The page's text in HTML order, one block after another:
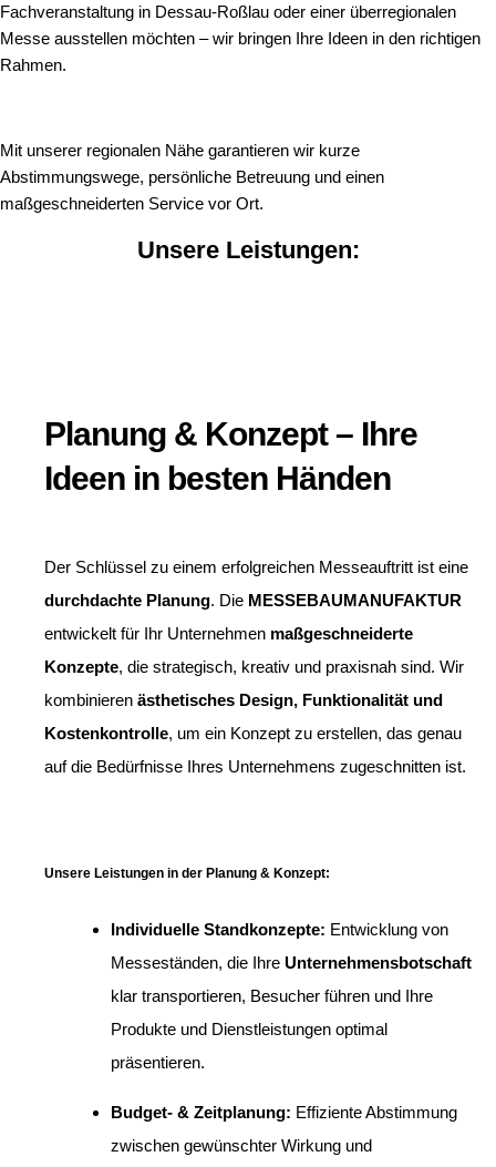
Fachveranstaltung in Dessau-Roßlau oder einer überregionalen
Messe ausstellen möchten – wir bringen Ihre Ideen in den richtigen
Rahmen.
Mit unserer regionalen Nähe garantieren wir kurze
Abstimmungswege, persönliche Betreuung und einen
maßgeschneiderten Service vor Ort.
Unsere Leistungen:
Planung & Konzept – Ihre
Ideen in besten Händen
Der Schlüssel zu einem erfolgreichen Messeauftritt ist eine
durchdachte Planung. Die MESSEBAUMANUFAKTUR
entwickelt für Ihr Unternehmen maßgeschneiderte
Konzepte, die strategisch, kreativ und praxisnah sind. Wir
kombinieren ästhetisches Design, Funktionalität und
Kostenkontrolle, um ein Konzept zu erstellen, das genau
auf die Bedürfnisse Ihres Unternehmens zugeschnitten ist.
Unsere Leistungen in der Planung & Konzept:
Individuelle Standkonzepte: Entwicklung von
Messeständen, die Ihre Unternehmensbotschaft
klar transportieren, Besucher führen und Ihre
Produkte und Dienstleistungen optimal
präsentieren.
Budget- & Zeitplanung: Effiziente Abstimmung
zwischen gewünschter Wirkung und